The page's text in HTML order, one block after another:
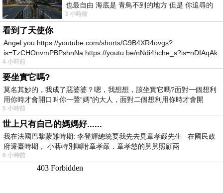
也最自由 海底是 青鳥不到的地方 但是 你追尋的
幸福 可以比珍珠更
3 小時前
看到了天使你
Angel you https://youtube.com/shorts/G9B4XR4ovgs?
is=TzCHOnvmPBPshnNa https://youtu.be/nNdi4hche_s?is=nDIAqAk
4 小時前
要坐實它嗎?
莫名其妙的，我成了惡婆婆？嗯，我想想，該坐實它嗎?面對一個想利
用你時才會開口叫你一聲“媽"的大人，面對二個想利用你時才會開
5 小時前
世上只有自己的媽媽好......
我在法國巴黎蒙難時期: 李登輝總統要我先去見章孝嚴先生 在國民政
府遷臺時期， 小蔣特別囑咐章孝嚴．章孝慈的舅舅照顧兩
6 小時前